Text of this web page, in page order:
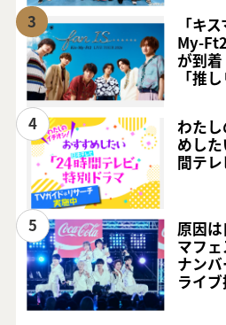
3
「キ
My-
が到
「推
4
わた
めし
間テ
5
原因
マフ
ナン
ライ